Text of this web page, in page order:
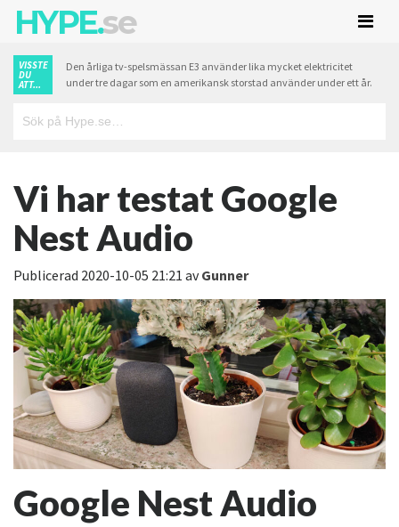
HYPE.se
VISSTE
DU
ATT...
Den årliga tv-spelsmässan E3 använder lika mycket elektricitet
under tre dagar som en amerikansk storstad använder under ett år.
Vi har testat Google
Nest Audio
Publicerad 2020-10-05 21:21 avGunner
Google Nest Audio